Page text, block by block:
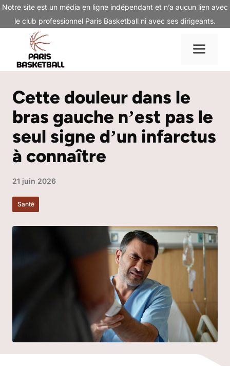
Aller
contenu
Notre site est un média en ligne indépendant et n’a aucun lien avec
le club professionnel Paris Basketball ni avec ses dirigeants.
Cette douleur dans le
bras gauche nʼest pas le
seul signe dʼun infarctus
à connaître
21 juin 2026
Santé